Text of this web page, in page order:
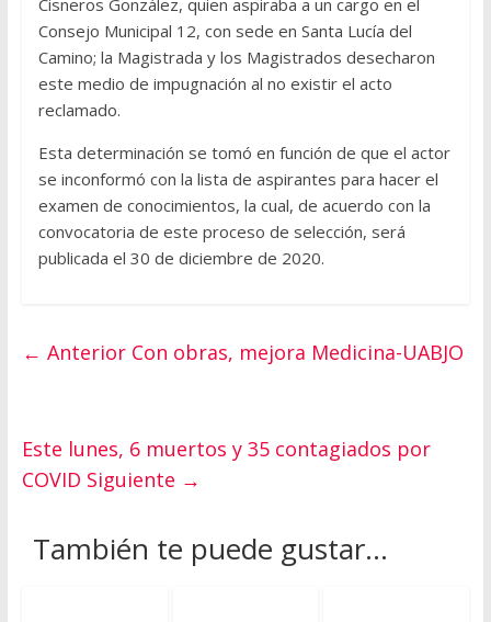
Cisneros González, quien aspiraba a un cargo en el
Consejo Municipal 12, con sede en Santa Lucía del
Camino; la Magistrada y los Magistrados desecharon
este medio de impugnación al no existir el acto
reclamado.
Esta determinación se tomó en función de que el actor
se inconformó con la lista de aspirantes para hacer el
examen de conocimientos, la cual, de acuerdo con la
convocatoria de este proceso de selección, será
publicada el 30 de diciembre de 2020.
← AnteriorCon obras, mejora Medicina-UABJO
Este lunes, 6 muertos y 35 contagiados por
COVID Siguiente →
También te puede gustar...